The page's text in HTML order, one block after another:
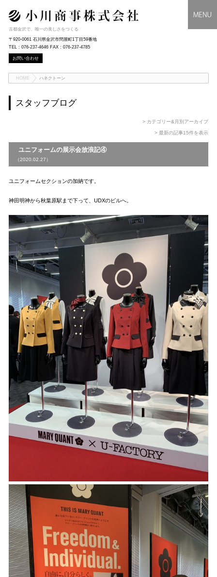
古都金沢で、唯一の美しさをつくる
〒920-0061 石川県金沢市問屋町1丁目59番地
TEL : 076-237-4646 FAX : 076-237-4785
お問い合わせ
HOME ハネクトーン
スタッフブログ
> カテゴリー&月別アーカイブ
> 最新の記事15件を表示
ユニフォームの展示会放浪記④
（2020.02.27）
ユニフォームセクションの加納です。
神田明神から秋葉原駅まで下って、UDXのビルへ。